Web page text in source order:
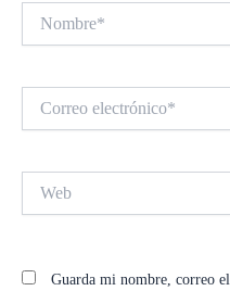
electrónico*
Guarda mi nombre, correo